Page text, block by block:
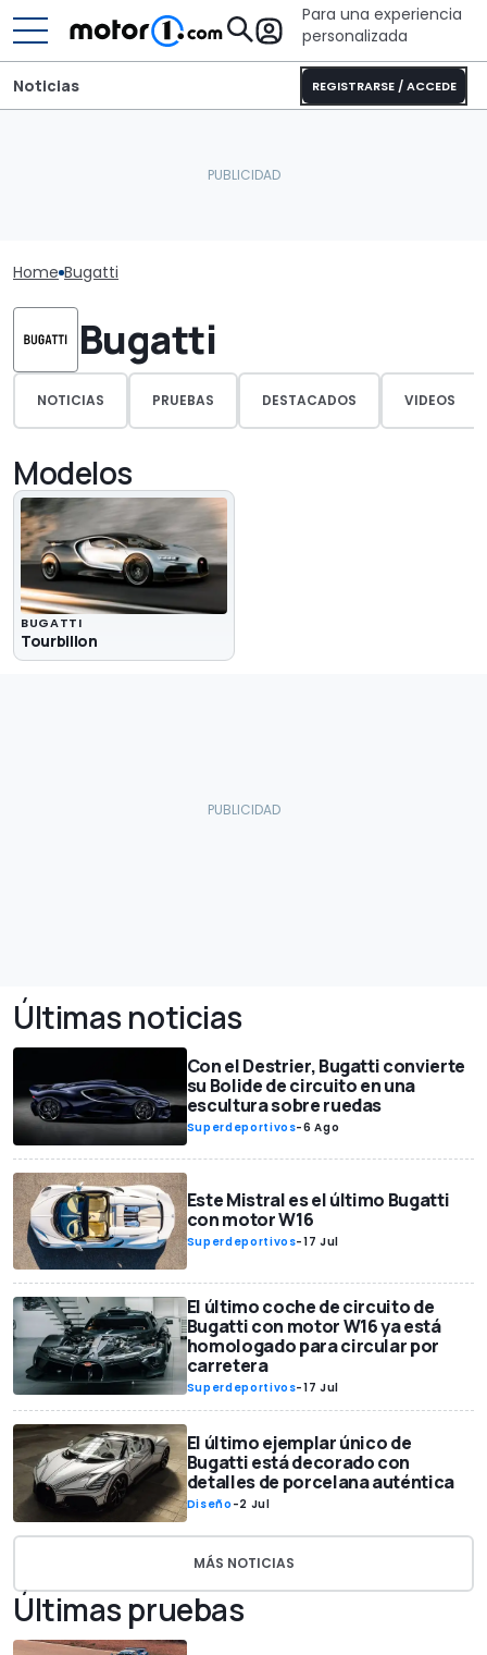
Para una experiencia
personalizada
REGISTRARSE / ACCEDE
Noticias
Home Bugatti
Bugatti
NOTICIAS PRUEBAS DESTACADOS VIDEOS
Modelos
BUGATTI
Tourbillon
Últimas noticias
Con el Destrier, Bugatti convierte
su Bolide de circuito en una
escultura sobre ruedas
Superdeportivos-6 Ago
Este Mistral es el último Bugatti
con motor W16
Superdeportivos-17 Jul
El último coche de circuito de
Bugatti con motor W16 ya está
homologado para circular por
carretera
Superdeportivos-17 Jul
El último ejemplar único de
Bugatti está decorado con
detalles de porcelana auténtica
Diseño -2 Jul
MÁS NOTICIAS
Últimas pruebas